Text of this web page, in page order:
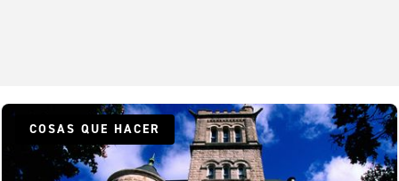
COSAS QUE HACER